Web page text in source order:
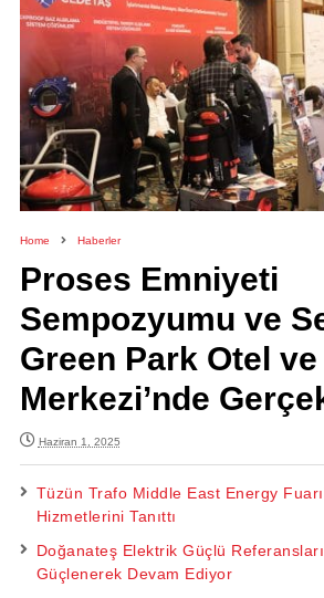
Home Haberler
Proses Emniyeti
Sempozyumu ve
Green Park Otel
Merkezi’nde
Haziran 1, 2025
Tüzün Trafo Middle East Energy
Hizmetlerini Tanıttı
Doğanateş Elektrik Güçlü
Güçlenerek Devam Ediyor